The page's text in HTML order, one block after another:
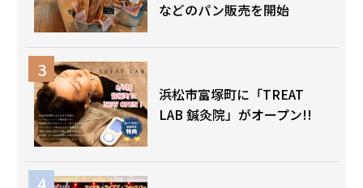
などのパン販売を開始
浜松市富塚町に「TREAT
LAB 鍼灸院」がオープン!!